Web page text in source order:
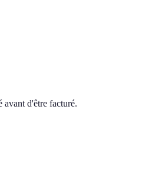
avant d'être facturé.